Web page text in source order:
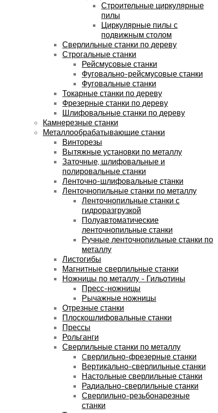
Строительные циркулярные
пилы
Циркулярные пилы с
подвижным столом
Сверлильные станки по дереву
Строгальные станки
Рейсмусовые станки
Фуговально-рейсмусовые станки
Фуговальные станки
Токарные станки по дереву
Фрезерные станки по дереву
Шлифовальные станки по дереву
Камнерезные станки
Металлообрабатывающие станки
Винторезы
Вытяжные установки по металлу
Заточные, шлифовальные и
полировальные станки
Ленточно-шлифовальные станки
Ленточнопильные станки по металлу
Ленточнопильные станки с
гидроразгрузкой
Полуавтоматические
ленточнопильные станки
Ручные ленточнопильные станки по
металлу
Листогибы
Магнитные сверлильные станки
Ножницы по металлу - Гильотины
Пресс-ножницы
Рычажные ножницы
Отрезные станки
Плоскошлифовальные станки
Прессы
Рольганги
Сверлильные станки по металлу
Cверлильно-фрезерные станки
Вертикально-сверлильные станки
Настольные сверлильные станки
Радиально-сверлильные станки
Сверлильно-резьбонарезные
станки